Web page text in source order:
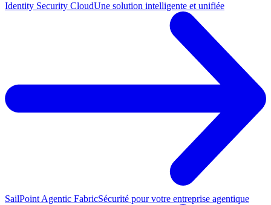
Identity Security CloudUne solution intelligente et unifiée
SailPoint Agentic FabricSécurité pour votre entreprise agentique